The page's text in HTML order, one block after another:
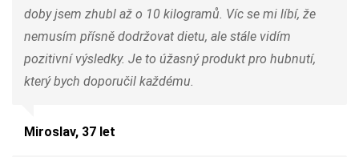
doby jsem zhubl až o 10 kilogramů. Víc se mi líbí, že
nemusím přísně dodržovat dietu, ale stále vidím
pozitivní výsledky. Je to úžasný produkt pro hubnutí,
který bych doporučil každému.
Miroslav, 37 let